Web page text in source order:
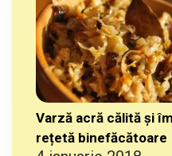
Varză acră călită și
rețetă binefăcătoare